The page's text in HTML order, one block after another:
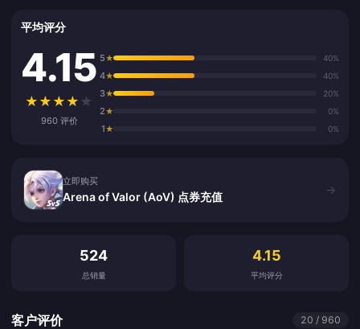
平均评分
4.15
★ ★ ★ ★ ★
960 评价
5★ 40%
4★ 40%
3★ 20%
2★ 0%
1★ 0%
立即购买
Arena of Valor (AoV) 点券充值
→
524
总销量
4.15
平均评分
客户评价 20 / 960